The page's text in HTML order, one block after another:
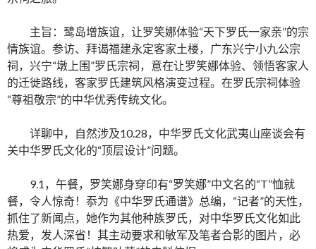
主旨：鹭岛增族谊，让罗笑娜体验“天下罗氏一家亲”的宗
情族谊。参访、拜谒福建永定客家土楼，广东兴宁小九公宗
祠，兴宁“墩上围”罗氏宗祠，意在让罗笑娜体验、领悟客家人
的迁徙路线，客家罗氏建筑风格演变过程。在罗氏宗祠体验
“尊祖敬宗”的中华优秀传统文化。
详聊中，自然涉及10.28，中华罗氏文化武夷山座谈会有
关中华罗氏文化的“顶层设计”问题。
9.1，午餐，罗笑娜身穿印有“罗笑娜”中文名的“T”恤就
餐，令人惊奇！忝为《中华罗氏通谱》总编，“记者”的天性，
抓住了新闻点，她作为其他种族罗氏，对中华罗氏文化如此
热爱，发人深省！其主动要求和敏军及笔者合影的图片，必